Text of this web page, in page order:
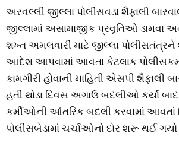
અરવલ્લી જીલ્લા પોલીસવડા શૈફાલી
જીલ્લામાં અસામાજીક પ્રવૃતિઓ ડામવા
શખ્ત અમલવારી માટે જીલ્લા પોલીસતંત્રને
આદેશ આપવામાં આવતા કેટલાક
કામગીરી હોવાની માહિતી એસપી શૈફાલી
હતી થોડા દિવસ અગાઉ બદલીઓ કર્યા
કર્મીઓની આંતરિક બદલી કરવામાં આવતાં
પોલીસબેડામાં ચર્ચાઓનો દોર શરૂ થઈ